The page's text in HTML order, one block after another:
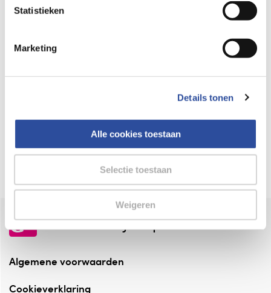
Statistieken
Marketing
Details tonen
Alle cookies toestaan
Selectie toestaan
Weigeren
webshop mag verkopen.
⁠Verantwoorde zorg, ⁠ook online.
Altijd onze folder bij de hand
Check onze folders ⁠bij AlleFolders.
de vriendelijke specialist
Algemene voorwaarden
Cookieverklaring